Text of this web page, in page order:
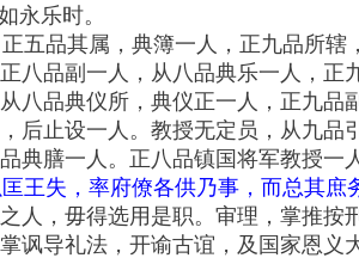
永乐时。
五品其属，典簿一人，正九品所
八品副一人，从八品典乐一人，
八品典仪所，典仪正一人，正九
后止设一人。教授无定员，从九
典膳一人。正八品镇国将军教授一
王失，率府僚各供乃事，而总其庶
人，毋得选用是职。审理，掌推
讽导礼法，开谕古谊，及国家恩